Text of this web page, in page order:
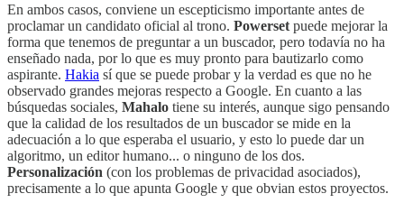
En ambos casos, conviene un escepticismo importante antes de
proclamar un candidato oficial al trono. Powerset puede mejorar la
forma que tenemos de preguntar a un buscador, pero todavía no ha
enseñado nada, por lo que es muy pronto para bautizarlo como
aspirante. Hakia sí que se puede probar y la verdad es que no he
observado grandes mejoras respecto a Google. En cuanto a las
búsquedas sociales, Mahalo tiene su interés, aunque sigo pensando
que la calidad de los resultados de un buscador se mide en la
adecuación a lo que esperaba el usuario, y esto lo puede dar un
algoritmo, un editor humano... o ninguno de los dos.
Personalización (con los problemas de privacidad asociados),
precisamente a lo que apunta Google y que obvian estos proyectos.